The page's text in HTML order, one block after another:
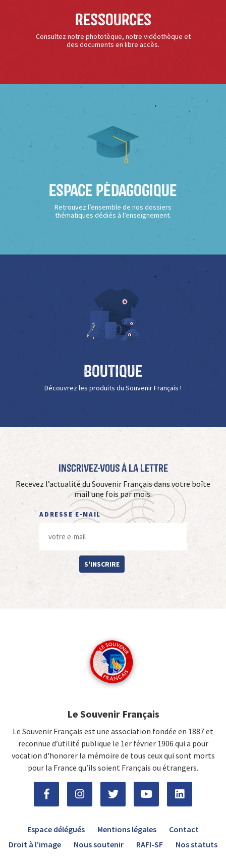
Ressources
Consultez notre phototèque, notre vidéothèque et
des documents en libre accès.
Espace Pédagogique
Retrouvez l’ensemble de nos dossiers
thématiques dédiés à l’enseignement.
Boutique
Découvrez les produits du Souvenir Français !
Inscrivez-vous à La Lettre
Recevez l’actualité du Souvenir Français dans votre boîte
mail une fois par mois.
ADRESSE E-MAIL
S'INSCRIRE
Le Souvenir Français
Le Souvenir Français est une association fondée en 1887 et
reconnue d’utilité publique le 1er février 1906 qui a pour
vocation d'honorer la mémoire de tous ceux qui sont morts
pour la France qu’ils soient Français ou étrangers.
Espace délégués Mentions légales
Contact
Droit à l’image
Nous soutenir RAFI-SF Nos statuts